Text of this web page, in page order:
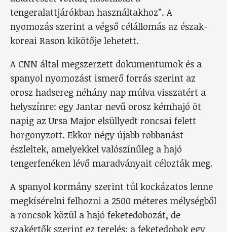
tengeralattjárókban használtakhoz”. A
nyomozás szerint a végső célállomás az észak-
koreai Rason kikötője lehetett.
A CNN által megszerzett dokumentumok és a
spanyol nyomozást ismerő forrás szerint az
orosz hadsereg néhány nap múlva visszatért a
helyszínre: egy Jantar nevű orosz kémhajó öt
napig az Ursa Major elsüllyedt roncsai felett
horgonyzott. Ekkor négy újabb robbanást
észleltek, amelyekkel valószínűleg a hajó
tengerfenéken lévő maradványait célozták meg.
A spanyol kormány szerint túl kockázatos lenne
megkísérelni felhozni a 2500 méteres mélységből
a roncsok közül a hajó feketedobozát, de
szakértők szerint ez terelés: a feketedobok egy